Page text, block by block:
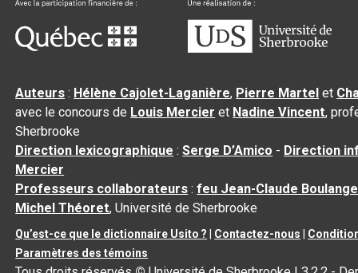
Auteurs : Hélène Cajolet-Laganière, Pierre Martel et
avec le concours de Louis Mercier et Nadine Vincent,
Sherbrooke
Direction lexicographique :Serge D’Amico - Direction
Mercier
Professeurs collaborateurs :feu Jean-Claude
Michel Théoret, Université de Sherbrooke
Qu’est-ce que le dictionnaire Usito ? Contactez-nous
Paramètres des témoins